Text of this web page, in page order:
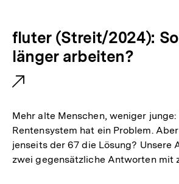
n
k
:
E
x
t
e
r
n
e
r
fluter (Streit/2024):
länger arbeiten?
Mehr alte Menschen, weniger
Rentensystem hat ein Problem.
jenseits der 67 die Lösung? Unsere
zwei gegensätzliche Antworten mit